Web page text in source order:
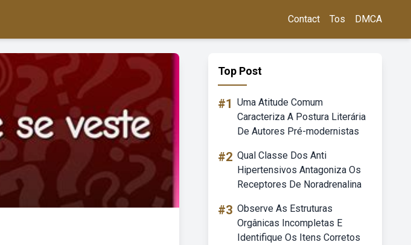
Contact Tos DMCA
Top Post
#1 Uma Atitude Comum
Caracteriza A Postura Literária
De Autores Pré-modernistas
#2 Qual Classe Dos Anti
Hipertensivos Antagoniza Os
Receptores De Noradrenalina
#3 Observe As Estruturas
Orgânicas Incompletas E
Identifique Os Itens Corretos